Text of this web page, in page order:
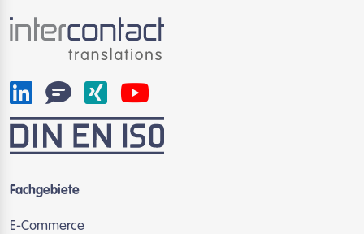
Fachgebiete
E-Commerce